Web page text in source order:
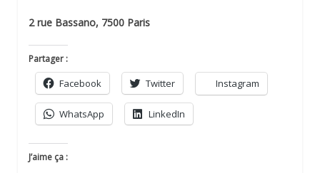
2 rue Bassano, 7500 Paris
Partager :
Facebook Twitter Instagram
WhatsApp LinkedIn
J’aime ça :